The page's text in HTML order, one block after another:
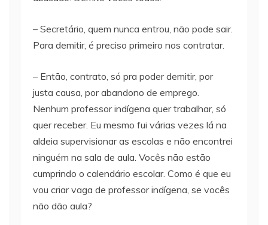
– Secretário, quem nunca entrou, não pode sair.
Para demitir, é preciso primeiro nos contratar.
– Então, contrato, só pra poder demitir, por
justa causa, por abandono de emprego.
Nenhum professor indígena quer trabalhar, só
quer receber. Eu mesmo fui várias vezes lá na
aldeia supervisionar as escolas e não encontrei
ninguém na sala de aula. Vocês não estão
cumprindo o calendário escolar. Como é que eu
vou criar vaga de professor indígena, se vocês
não dão aula?